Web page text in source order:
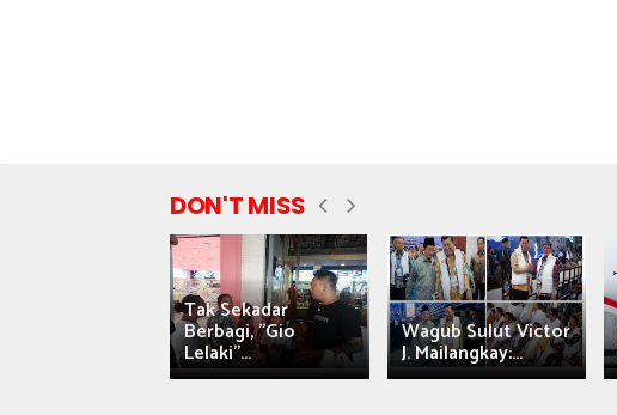
DON'T MISS
Tak Sekadar
Berbagi, "Gio
Lelaki"...
Wagub Sulut Victor
J. Mailangkay:...